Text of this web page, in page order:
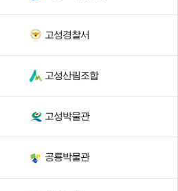
고성경찰서
고성산림조합
고성박물관
공룡박물관